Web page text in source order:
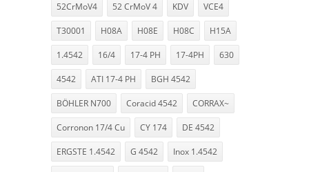
52CrMoV4 52 CrMoV 4 KDV VCE4
T30001 H08A H08E H08C H15A
1.4542 16/4 17-4 PH 17-4PH 630
4542 ATI 17-4 PH BGH 4542
BÖHLER N700 Coracid 4542 CORRAX~
Corronon 17/4 Cu CY 174 DE 4542
ERGSTE 1.4542 G 4542 Inox 1.4542